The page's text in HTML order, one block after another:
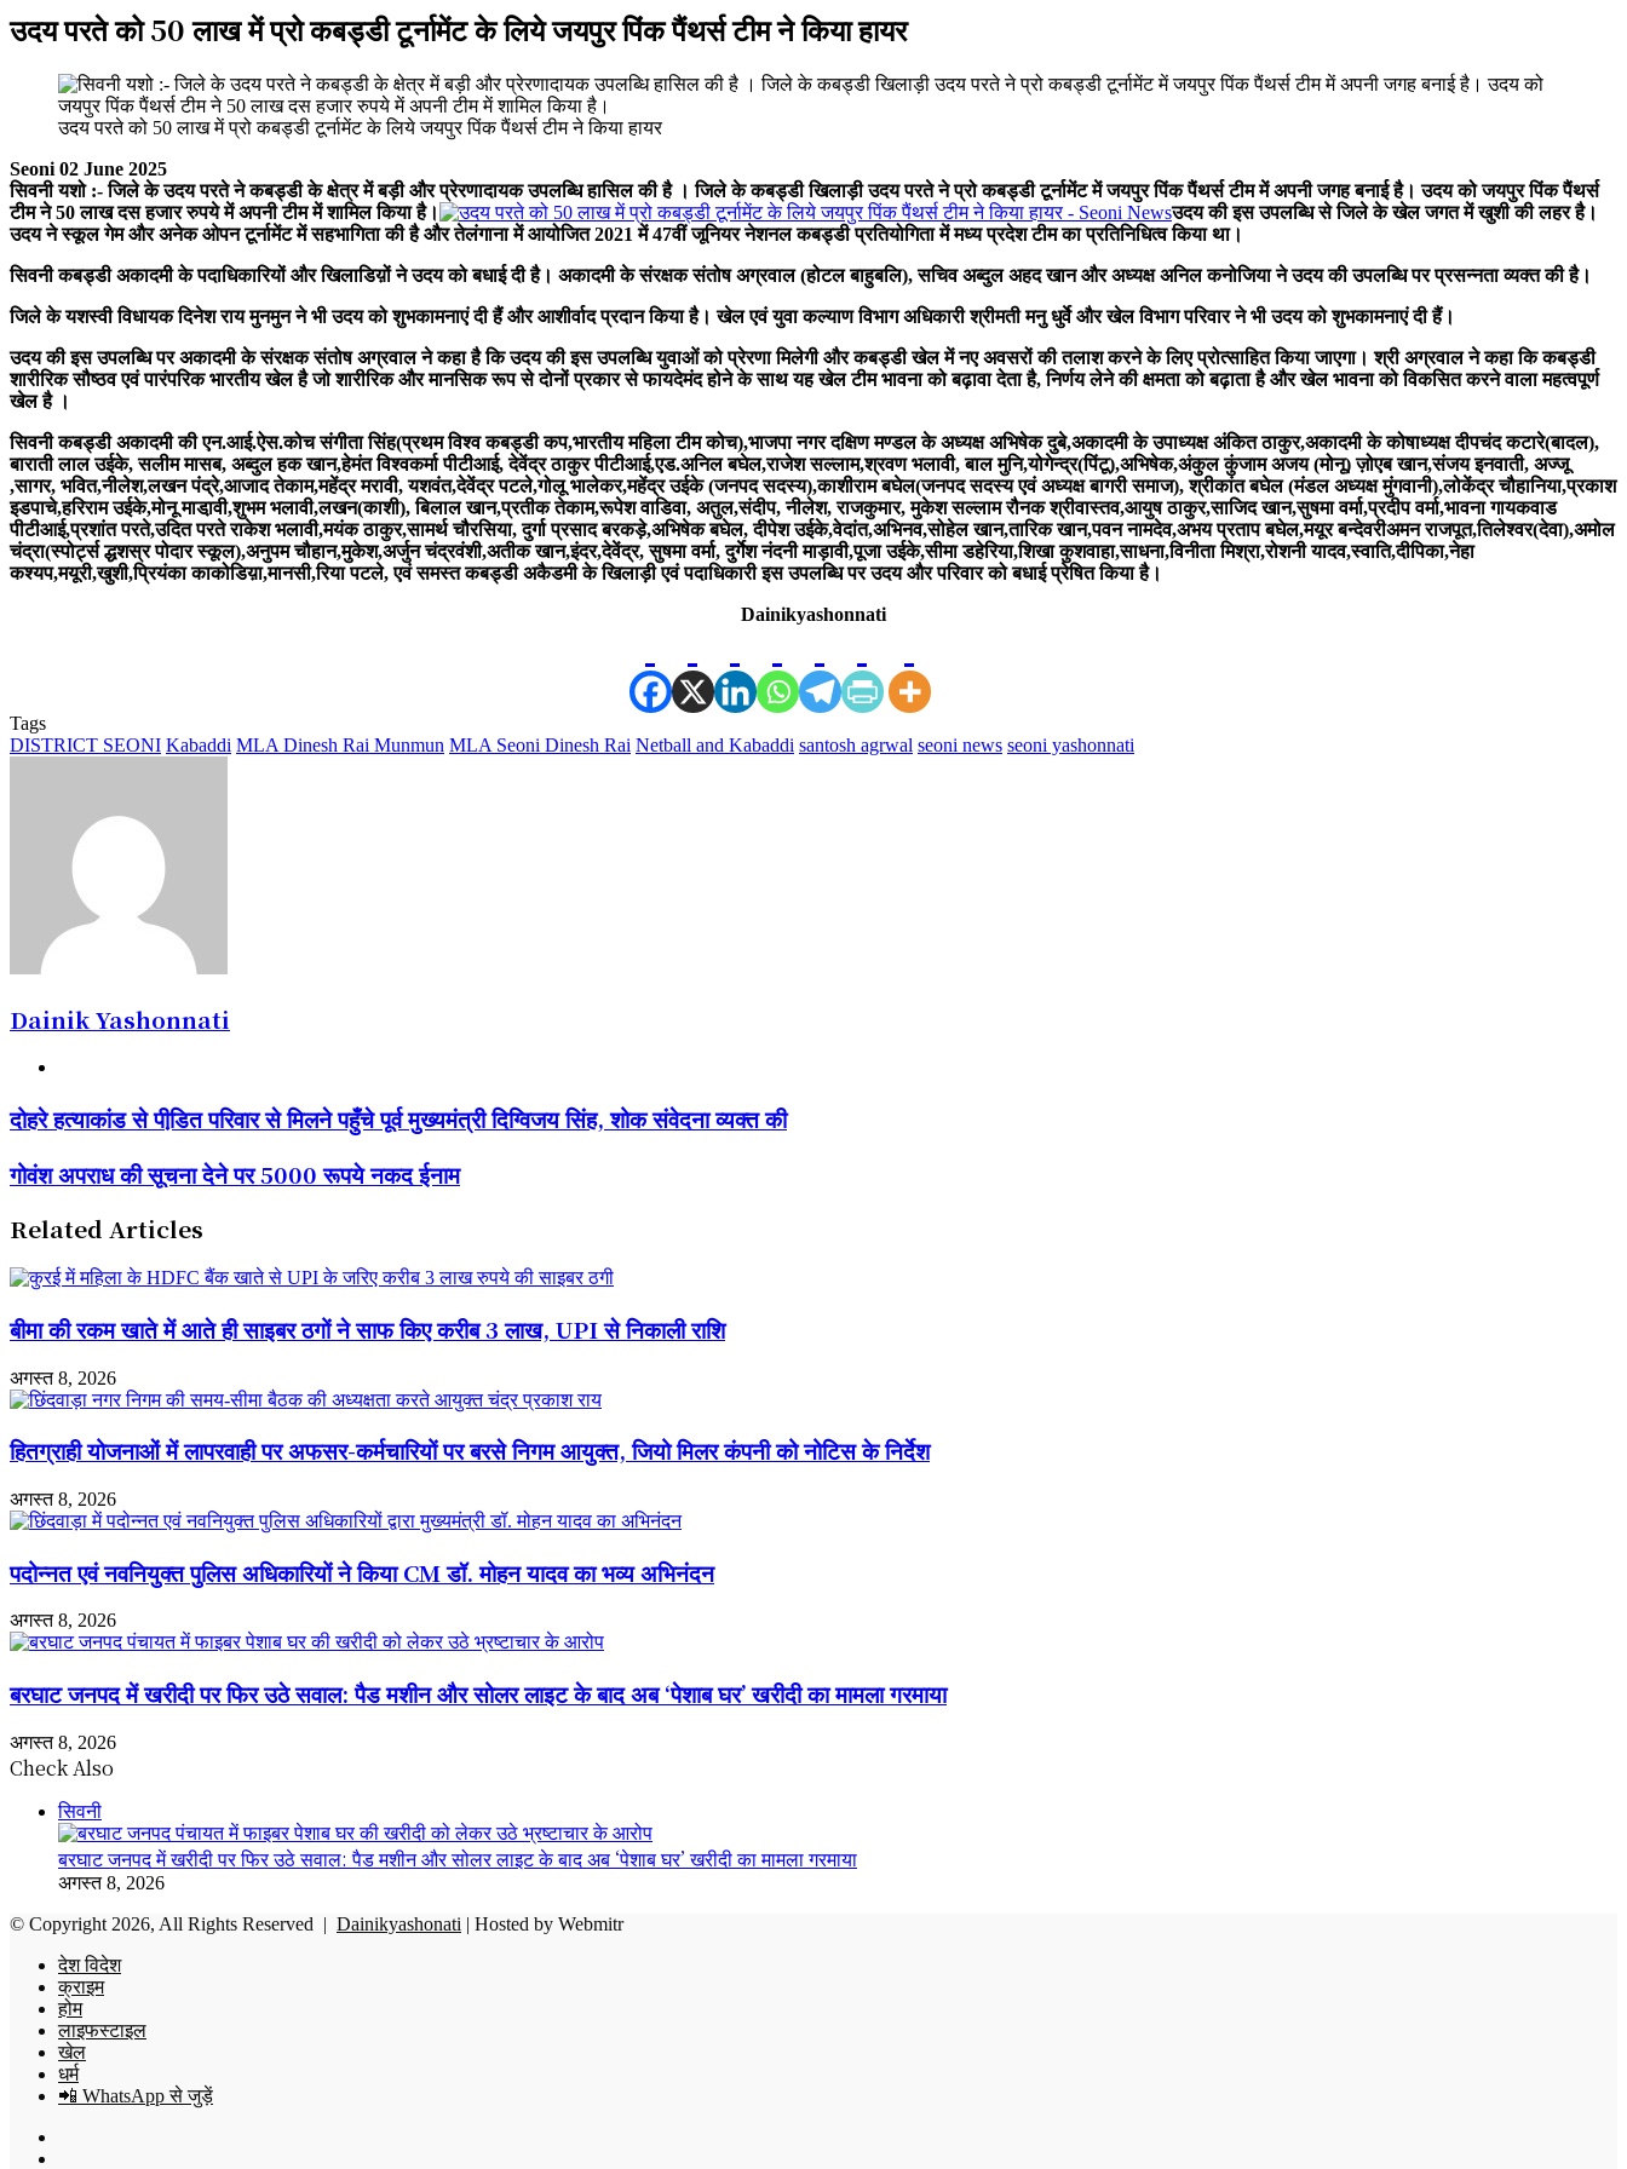
उदय परते को 50 लाख में प्रो कबड्डी टूर्नामेंट के लिये जयपुर पिंक पैंथर्स टीम ने किया हायर
उदय परते को 50 लाख में प्रो कबड्डी टूर्नामेंट के लिये जयपुर पिंक पैंथर्स टीम ने किया हायर
Seoni 02 June 2025
सिवनी यशो :- जिले के उदय परते ने कबड्डी के क्षेत्र में बड़ी और प्रेरणादायक उपलब्धि हासिल की है । जिले के कबड्डी खिलाड़ी उदय परते ने प्रो कबड्डी टूर्नामेंट में जयपुर पिंक पैंथर्स टीम में अपनी जगह बनाई है। उदय को जयपुर पिंक पैंथर्स
टीम ने 50 लाख दस हजार रुपये में अपनी टीम में शामिल किया है।
उदय की इस उपलब्धि से जिले के खेल जगत में खुशी की लहर है।
उदय ने स्कूल गेम और अनेक ओपन टूर्नामेंट में सहभागिता की है और तेलंगाना में आयोजित 2021 में 47वीं जूनियर नेशनल कबड्डी प्रतियोगिता में मध्य प्रदेश टीम का प्रतिनिधित्व किया था।
सिवनी कबड्डी अकादमी के पदाधिकारियों और खिलाडिय़ों ने उदय को बधाई दी है। अकादमी के संरक्षक संतोष अग्रवाल (होटल बाहुबलि), सचिव अब्दुल अहद खान और अध्यक्ष अनिल कनोजिया ने उदय की उपलब्धि पर प्रसन्नता व्यक्त की है।
जिले के यशस्वी विधायक दिनेश राय मुनमुन ने भी उदय को शुभकामनाएं दी हैं और आशीर्वाद प्रदान किया है। खेल एवं युवा कल्याण विभाग अधिकारी श्रीमती मनु धुर्वे और खेल विभाग परिवार ने भी उदय को शुभकामनाएं दी हैं।
उदय की इस उपलब्धि पर अकादमी के संरक्षक संतोष अग्रवाल ने कहा है कि उदय की इस उपलब्धि युवाओं को प्रेरणा मिलेगी और कबड्डी खेल में नए अवसरों की तलाश करने के लिए प्रोत्साहित किया जाएगा। श्री अग्रवाल ने कहा कि कबड्डी
शारीरिक सौष्ठव एवं पारंपरिक भारतीय खेल है जो शारीरिक और मानसिक रूप से दोनों प्रकार से फायदेमंद होने के साथ यह खेल टीम भावना को बढ़ावा देता है, निर्णय लेने की क्षमता को बढ़ाता है और खेल भावना को विकसित करने वाला महत्वपूर्ण
खेल है ।
सिवनी कबड्डी अकादमी की एन.आई.ऐस.कोच संगीता सिंह(प्रथम विश्व कबड्डी कप,भारतीय महिला टीम कोच),भाजपा नगर दक्षिण मण्डल के अध्यक्ष अभिषेक दुबे,अकादमी के उपाध्यक्ष अंकित ठाकुर,अकादमी के कोषाध्यक्ष दीपचंद कटारे(बादल),
बाराती लाल उईके, सलीम मासब, अब्दुल हक खान,हेमंत विश्वकर्मा पीटीआई, देवेंद्र ठाकुर पीटीआई,एड.अनिल बघेल,राजेश सल्लाम,श्रवण भलावी, बाल मुनि,योगेन्द्र(पिंटू),अभिषेक,अंकुल कुंजाम अजय (मोनू) ज़ोएब खान,संजय इनवाती, अज्जू
,सागर, भवित,नीलेश,लखन पंद्रे,आजाद तेकाम,महेंद्र मरावी, यशवंत,देवेंद्र पटले,गोलू भालेकर,महेंद्र उईके (जनपद सदस्य),काशीराम बघेल(जनपद सदस्य एवं अध्यक्ष बागरी समाज), श्रीकांत बघेल (मंडल अध्यक्ष मुंगवानी),लोकेंद्र चौहानिया,प्रकाश
इडपाचे,हरिराम उईके,मोनू माडा़वी,शुभम भलावी,लखन(काशी), बिलाल खान,प्रतीक तेकाम,रूपेश वाडिवा, अतुल,संदीप, नीलेश, राजकुमार, मुकेश सल्लाम रौनक श्रीवास्तव,आयुष ठाकुर,साजिद खान,सुषमा वर्मा,प्रदीप वर्मा,भावना गायकवाड
पीटीआई,प्रशांत परते,उदित परते राकेश भलावी,मयंक ठाकुर,सामर्थ चौरसिया, दुर्गा प्रसाद बरकड़े,अभिषेक बघेल, दीपेश उईके,वेदांत,अभिनव,सोहेल खान,तारिक खान,पवन नामदेव,अभय प्रताप बघेल,मयूर बन्देवरीअमन राजपूत,तिलेश्वर(देवा),अमोल
चंद्रा(स्पोर्ट्स द्धशस्र पोदार स्कूल),अनुपम चौहान,मुकेश,अर्जुन चंद्रवंशी,अतीक खान,इंदर,देवेंद्र, सुषमा वर्मा, दुर्गेश नंदनी माड़ावी,पूजा उईके,सीमा डहेरिया,शिखा कुशवाहा,साधना,विनीता मिश्रा,रोशनी यादव,स्वाति,दीपिका,नेहा
कश्यप,मयूरी,खुशी,प्रियंका काकोडिय़ा,मानसी,रिया पटले, एवं समस्त कबड्डी अकैडमी के खिलाड़ी एवं पदाधिकारी इस उपलब्धि पर उदय और परिवार को बधाई प्रेषित किया है।
Dainikyashonnati
Tags
DISTRICT SEONI Kabaddi MLA Dinesh Rai Munmun MLA Seoni Dinesh Rai Netball and Kabaddi santosh agrwal seoni news seoni yashonnati
Dainik Yashonnati
दोहरे
हत्याकांड
पीडि़त
से
मिलने
पहुँचे
पूर्व
दिग्विजय
शोक
संवेदना
व्यक्त
की
दोहरे हत्याकांड से पीडि़त परिवार से मिलने पहुँचे पूर्व मुख्यमंत्री दिग्विजय सिंह, शोक संवेदना व्यक्त की
गोवंश
अपराध
सूचना
पर
5000
रूपये
नकद
गोवंश अपराध की सूचना देने पर 5000 रूपये नकद ईनाम
Related Articles
बीमा की रकम खाते में आते ही साइबर ठगों ने साफ किए करीब 3 लाख, UPI से निकाली राशि
अगस्त 8, 2026
हितग्राही योजनाओं में लापरवाही पर अफसर-कर्मचारियों पर बरसे निगम आयुक्त, जियो मिलर कंपनी को नोटिस के निर्देश
अगस्त 8, 2026
पदोन्नत एवं नवनियुक्त पुलिस अधिकारियों ने किया CM डॉ. मोहन यादव का भव्य अभिनंदन
अगस्त 8, 2026
बरघाट जनपद में खरीदी पर फिर उठे सवाल: पैड मशीन और सोलर लाइट के बाद अब ‘पेशाब घर’ खरीदी का मामला गरमाया
अगस्त 8, 2026
Check Also
सिवनी
बरघाट जनपद में खरीदी पर फिर उठे सवाल: पैड मशीन और सोलर लाइट के बाद अब ‘पेशाब घर’ खरीदी का मामला गरमाया
अगस्त 8, 2026
© Copyright 2026, All Rights Reserved | Dainikyashonati | Hosted by Webmitr
देश विदेश
क्राइम
होम
लाइफस्टाइल
खेल
धर्म
📲 WhatsApp से जुड़ें